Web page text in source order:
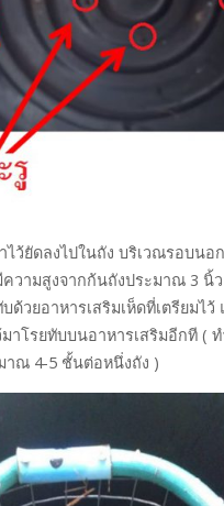
ว้ยัดลงไปในถัง บริเวณรอบนอ
ความสูงจากก้นถังประมาณ 3 นิ้
ด้วยอาหารเสริมเห็ดที่เตรียมไ
มาโรยทับบนอาหารเสริมอีกที (
าณ 4-5 ชั้นต่อหนึ่งถัง )